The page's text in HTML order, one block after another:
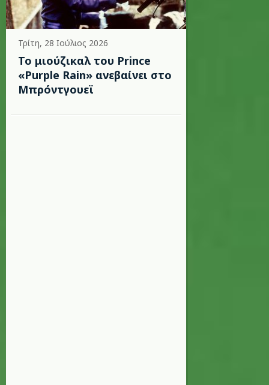
Τρίτη, 28 Ιούλιος 2026
Το μιούζικαλ του Prince
«Purple Rain» ανεβαίνει στο
Μπρόντγουεϊ